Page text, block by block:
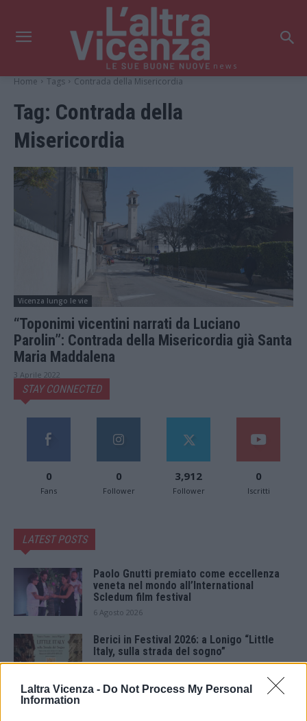
Laltra Vicenza - Do Not Process My Personal
Information
news
Home Tags Contrada della Misericordia
Tag: Contrada della
Misericordia
Vicenza lungo le vie
“Toponimi vicentini narrati da Luciano
Parolin”: Contrada della Misericordia già Santa
Maria Maddalena
3 Aprile 2022
STAY CONNECTED
0
Fans
0
Follower
3,912
Follower
0
Iscritti
LATEST POSTS
Paolo Gnutti premiato come eccellenza
veneta nel mondo all’International
Scledum film festival
6 Agosto 2026
Berici in Festival 2026: a Lonigo “Little
Italy, sulla strada del sogno”
5 Agosto 2026